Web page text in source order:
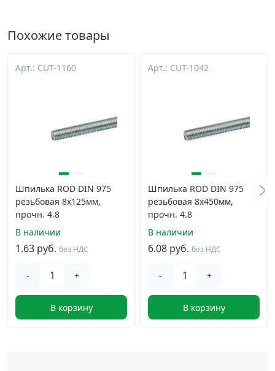
Похожие товары
Арт.: CUT-1160
Шпилька ROD DIN 975
резьбовая 8х125мм,
прочн. 4.8
В наличии
1.63 руб. без НДС
- +
В корзину
Арт.: CUT-1042
Шпилька ROD DIN 975
резьбовая 8х450мм,
прочн. 4.8
В наличии
6.08 руб. без НДС
- +
В корзину